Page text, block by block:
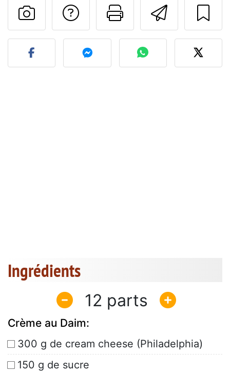
Imprimer
Poser une
Publier votre photo de
Ingrédients
12
Crème au Daim:
300 g de cream cheese (Philadelphia)
150 g de sucre